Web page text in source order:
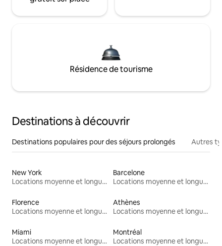
Résidence de tourisme
Destinations à découvrir
Destinations populaires pour des séjours prolongés Autres
New York
Locations moyenne et longue durée
Barcelone
Locations moyenne et longue durée
Florence
Locations moyenne et longue durée
Athènes
Locations moyenne et longue durée
Miami
Locations moyenne et longue durée
Montréal
Locations moyenne et longue durée